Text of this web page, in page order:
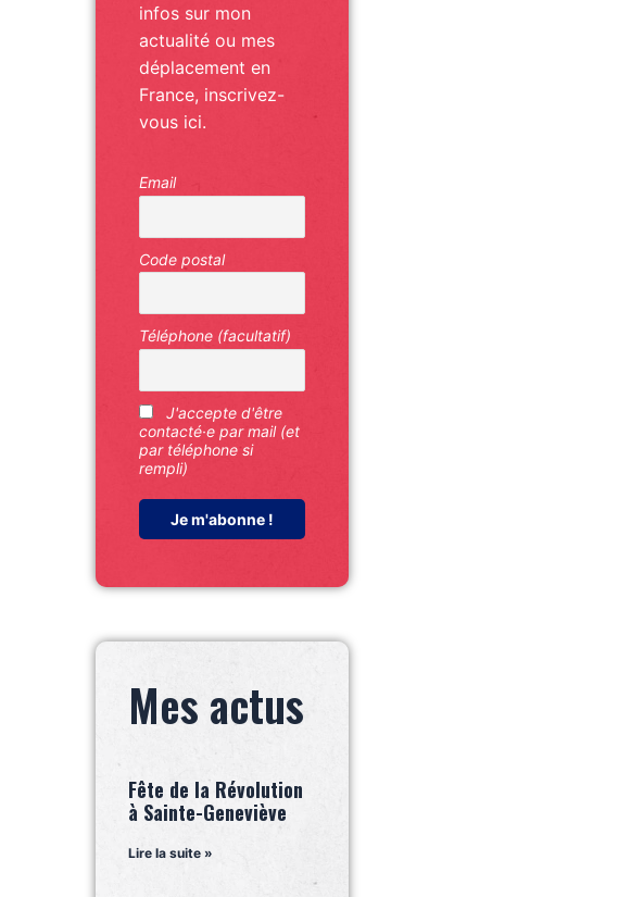
infos sur mon
actualité ou mes
déplacement en
France, inscrivez-
vous ici.
Email
Code postal
Téléphone (facultatif)
J'accepte d'être
contacté·e par mail (et
par téléphone si
rempli)
Mes actus
Fête de la Révolution
à Sainte-Geneviève
Lire la suite »